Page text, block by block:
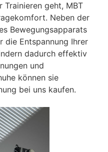
Trainieren geht, MBT
Neben der
Bewegungsapparats
die Entspannung Ihrer
dadurch effektiv
und
können sie
bei uns kaufen.